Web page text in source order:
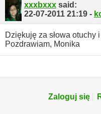
xxxbxxx said:
22-07-2011 21:19 -
Dziękuję za słowa otuchy
Pozdrawiam, Monika
Zaloguj się